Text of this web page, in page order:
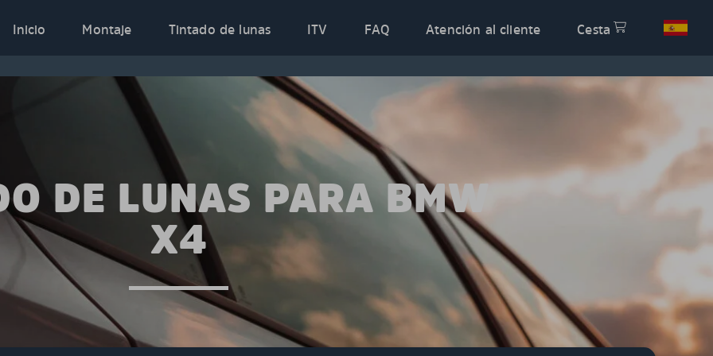
Inicio
Montaje Tintado de lunas ITV FAQ Atención al cliente Cesta
DE LUNAS PARA BMW
X4